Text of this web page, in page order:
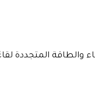
والطاقة المتجددة